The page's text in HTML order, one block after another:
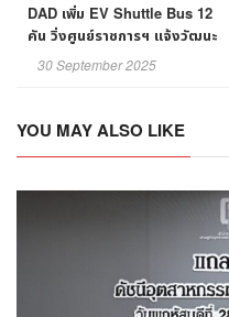
DAD เพิ่ม EV Shuttle Bus 12
คัน วิ่งศูนย์ราชการฯ แจ้งวัฒนะ
รับ - ส่ง ฟรี!
30 September 2025
YOU MAY ALSO LIKE